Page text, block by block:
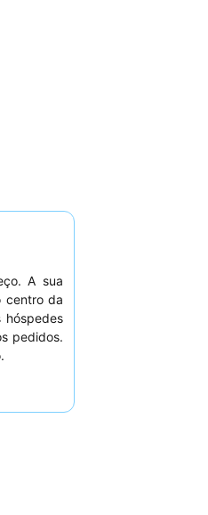
A sua
centro da
hóspedes
pedidos.